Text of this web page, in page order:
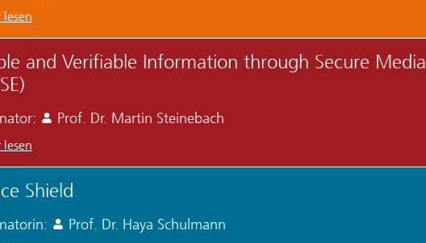
lesen
and Verifiable Information through Secure Media
Prof. Dr. Martin Steinebach
lesen
Shield
Prof. Dr. Haya Schulmann